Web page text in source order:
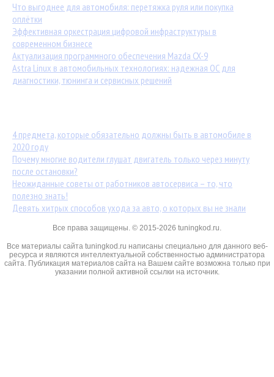
Что выгоднее для автомобиля: перетяжка руля или покупка
оплётки
Эффективная оркестрация цифровой инфраструктуры в
современном бизнесе
Актуализация программного обеспечения Mazda CX-9
Astra Linux в автомобильных технологиях: надежная ОС для
диагностики, тюнинга и сервисных решений
4 предмета, которые обязательно должны быть в автомобиле в
2020 году
Почему многие водители глушат двигатель только через минуту
после остановки?
Неожиданные советы от работников автосервиса – то, что
полезно знать!
Девять хитрых способов ухода за авто, о которых вы не знали
Все права защищены. © 2015-2026 tuningkod.ru.
Все материалы сайта tuningkod.ru написаны специально для данного веб-
ресурса и являются интеллектуальной собственностью администратора
сайта. Публикация материалов сайта на Вашем сайте возможна только при
указании полной активной ссылки на источник.